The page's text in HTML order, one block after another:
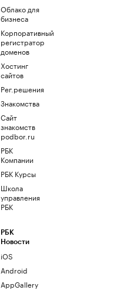
Облако для
бизнеса
Корпоративный
регистратор
доменов
Хостинг
сайтов
Рег.решения
Знакомства
Сайт
знакомств
podbor.ru
РБК
Компании
РБК Курсы
Школа
управления
РБК
РБК
Новости
iOS
Android
AppGallery